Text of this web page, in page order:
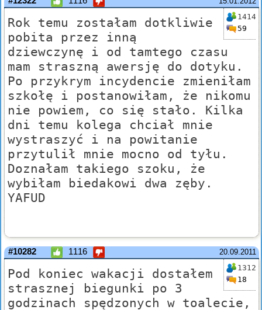
1414
59
Rok temu zostałam dotkliwie
pobita przez inną
dziewczynę i od tamtego czasu
mam straszną awersję do dotyku.
Po przykrym incydencie zmieniłam
szkołę i postanowiłam, że nikomu
nie powiem, co się stało. Kilka
dni temu kolega chciał mnie
wystraszyć i na powitanie
przytulił mnie mocno od tyłu.
Doznałam takiego szoku, że
wybiłam biedakowi dwa zęby.
YAFUD
20.09.2011
#10282 1116
1312
18
Pod koniec wakacji dostałem
strasznej biegunki po 3
godzinach spędzonych w toalecie,